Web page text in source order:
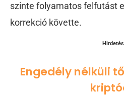
szinte folyamatos felfutást
korrekció követte.
Hirdetés
Engedély nélküli